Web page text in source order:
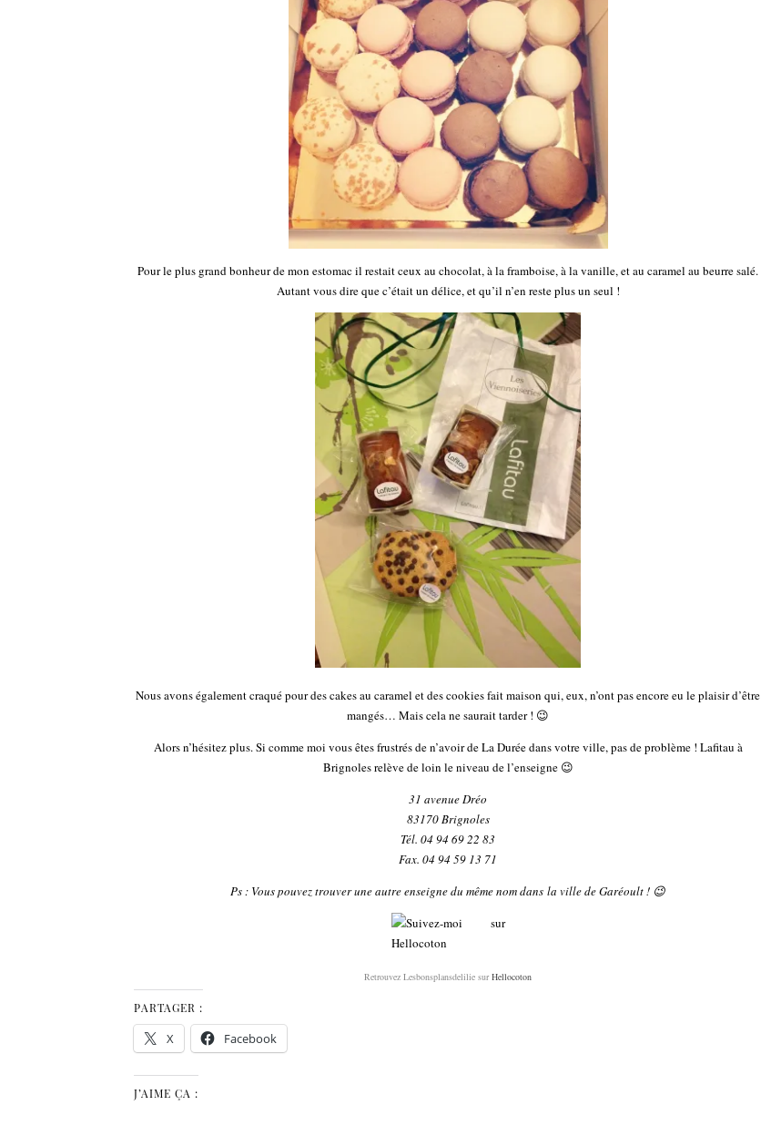
Pour le plus grand bonheur de mon estomac il restait ceux au chocolat, à la framboise, à la vanille, et au caramel au beurre salé.
Autant vous dire que c’était un délice, et qu’il n’en reste plus un seul !
Nous avons également craqué pour des cakes au caramel et des cookies fait maison qui, eux, n’ont pas encore eu le plaisir d’être
mangés… Mais cela ne saurait tarder ! 😉
Alors n’hésitez plus. Si comme moi vous êtes frustrés de n’avoir de La Durée dans votre ville, pas de problème ! Lafitau à
Brignoles relève de loin le niveau de l’enseigne 😉
31 avenue Dréo
83170 Brignoles
Tél. 04 94 69 22 83
Fax. 04 94 59 13 71
Ps : Vous pouvez trouver une autre enseigne du même nom dans la ville de Garéoult ! 😉
Retrouvez Lesbonsplansdelilie sur Hellocoton
PARTAGER :
X Facebook
J’AIME ÇA :